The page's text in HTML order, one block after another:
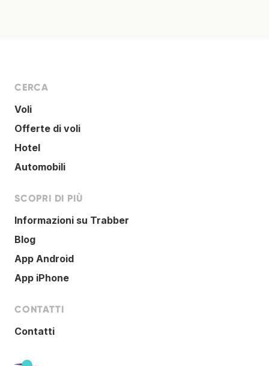
CERCA
Voli
Offerte di voli
Hotel
Automobili
SCOPRI DI PIÙ
Informazioni su Trabber
Blog
App Android
App iPhone
CONTATTI
Contatti